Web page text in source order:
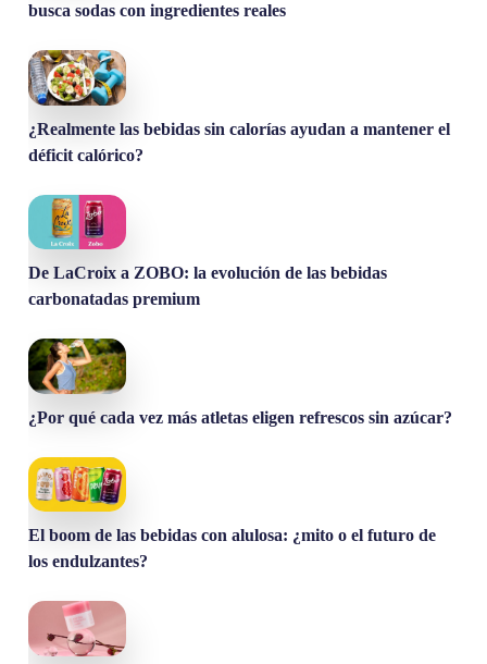
busca sodas con ingredientes reales
¿Realmente las bebidas sin calorías ayudan a mantener el
déficit calórico?
De LaCroix a ZOBO: la evolución de las bebidas
carbonatadas premium
¿Por qué cada vez más atletas eligen refrescos sin azúcar?
El boom de las bebidas con alulosa: ¿mito o el futuro de
los endulzantes?